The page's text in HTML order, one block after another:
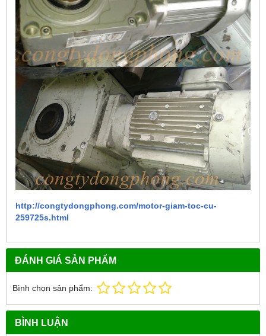
http://congtydongphong.com/motor-giam-toc-cu-
259725s.html
ĐÁNH GIÁ SẢN PHẨM
Bình chọn sản phẩm:
BÌNH LUẬN